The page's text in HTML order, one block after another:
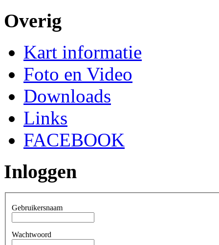
Overig
Kart informatie
Foto en Video
Downloads
Links
FACEBOOK
Inloggen
Gebruikersnaam
Wachtwoord